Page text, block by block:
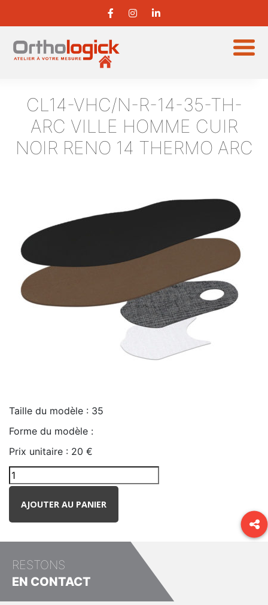
CL14-VHC/N-R-14-35-TH-
ARC VILLE HOMME CUIR
NOIR RENO 14 THERMO ARC
Taille du modèle : 35
Forme du modèle :
Prix unitaire : 20 €
AJOUTER AU PANIER
RESTONS
EN CONTACT